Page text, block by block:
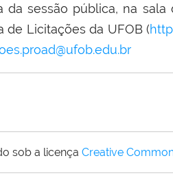
sessão pública, na
de Licitações da UFOB (
sob a licença Creative